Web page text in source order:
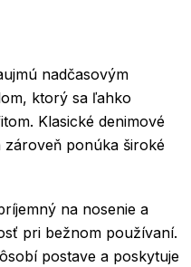
nadčasovým
ktorý sa ľahko
Klasické denimové
zároveň ponúka široké
na nosenie a
pri bežnom používaní.
postave a poskytuje